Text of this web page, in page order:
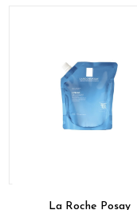
La Roche Posay